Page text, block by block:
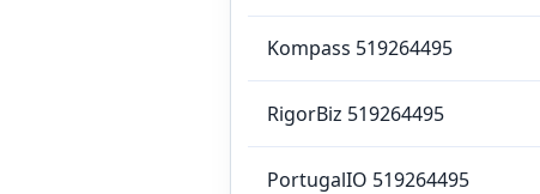
Kompass 519264495
RigorBiz 519264495
PortugalIO 519264495